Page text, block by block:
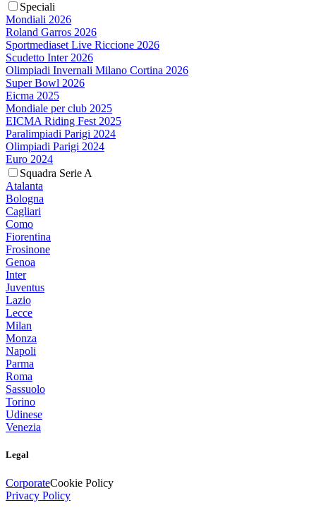
Speciali
Mondiali 2026
Roland Garros 2026
Sportmediaset Live Riccione 2026
Scudetto Inter 2026
Olimpiadi Invernali Milano Cortina 2026
Super Bowl 2026
Eicma 2025
Mondiale per club 2025
EICMA Riding Fest 2025
Paralimpiadi Parigi 2024
Olimpiadi Parigi 2024
Euro 2024
Squadra Serie A
Atalanta
Bologna
Cagliari
Como
Fiorentina
Frosinone
Genoa
Inter
Juventus
Lazio
Lecce
Milan
Monza
Napoli
Parma
Roma
Sassuolo
Torino
Udinese
Venezia
Legal
CorporateCookie Policy
Privacy Policy